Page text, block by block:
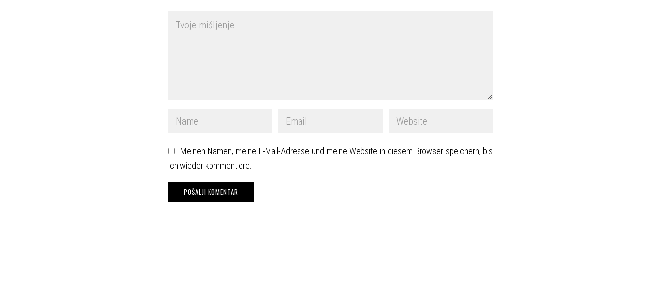
Meinen Namen, meine E-Mail-Adresse und meine Website in diesem Browser speichern, bis
ich wieder kommentiere.